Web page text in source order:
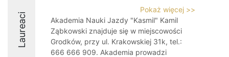
Laureaci
Pokaż więcej >>
Akademia Nauki Jazdy "Kasmil" Kamil
Ząbkowski znajduje się w miejscowości
Grodków, przy ul. Krakowskiej 31k, tel.:
666 666 909. Akademia prowadzi